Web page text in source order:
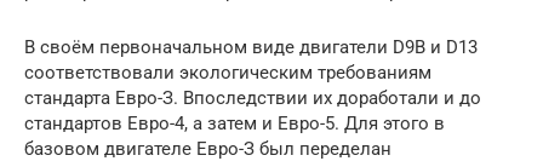
В своём первоначальном виде двигатели D9B и D13
соответствовали экологическим требованиям
стандарта Евро-З. Впоследствии их доработали и до
стандартов Евро-4, а затем и Евро-5. Для этого в
базовом двигателе Евро-З был переделан